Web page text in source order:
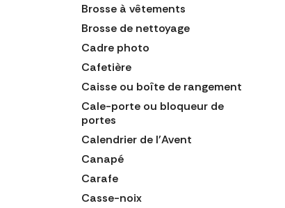
Brosse à vêtements
Brosse de nettoyage
Cadre photo
Cafetière
Caisse ou boîte de rangement
Cale-porte ou bloqueur de
portes
Calendrier de l'Avent
Canapé
Carafe
Casse-noix